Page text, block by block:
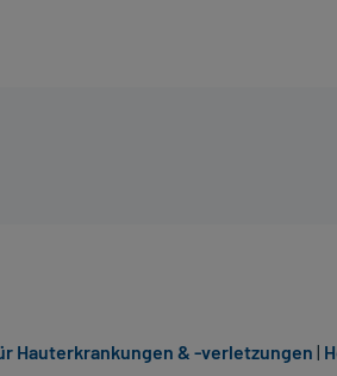
Hauterkrankungen & -verletzungen |